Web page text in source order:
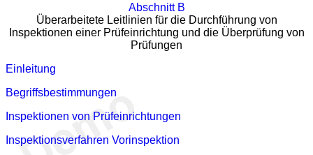
Abschnitt B
Überarbeitete Leitlinien für die Durchführung von
Inspektionen einer Prüfeinrichtung und die Überprüfung von
Prüfungen
Einleitung
Begriffsbestimmungen
Inspektionen von Prüfeinrichtungen
Inspektionsverfahren Vorinspektion